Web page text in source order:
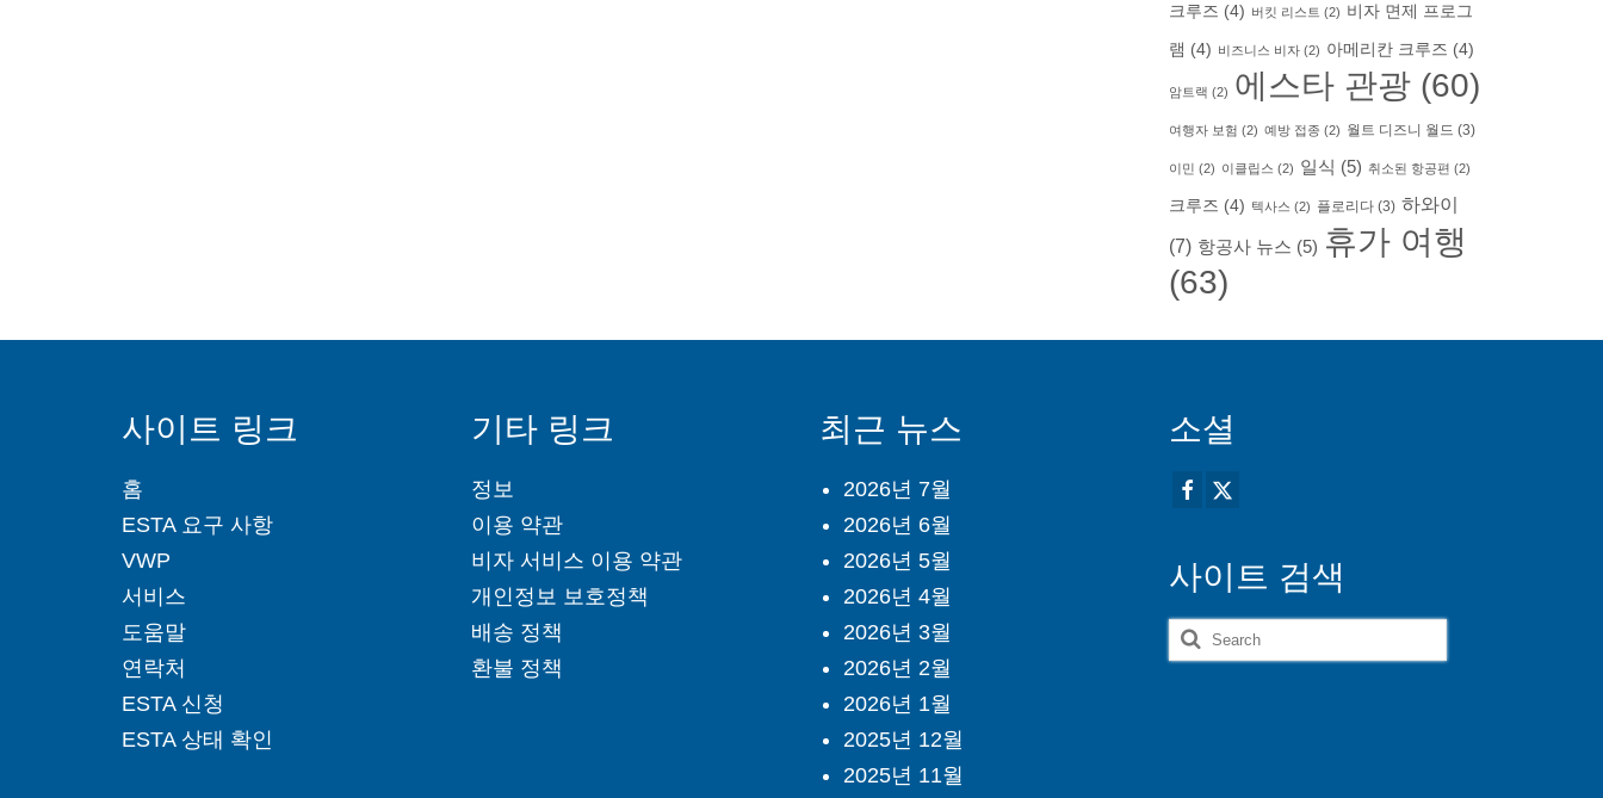
크루즈 (4) 버킷 리스트 (2) 비자 면제 프로그
램 (4) 비즈니스 비자(2) 아메리칸 크루즈 (4)
암트랙 (2) 에스타 관광(60)
여행자 보험 (2) 예방 접종 (2) 월트 디즈니 월드 (3)
이민 (2) 이클립스 (2) 일식 (5) 취소된 항공편 (2)
크루즈 (4) 텍사스 (2) 플로리다(3) 하와이
(7) 항공사 뉴스 (5) 휴가 여행
(63)
사이트 링크
홈
ESTA 요구 사항
VWP
서비스
도움말
연락처
ESTA 신청
ESTA 상태 확인
기타 링크
정보
이용 약관
비자 서비스 이용 약관
개인정보 보호정책
배송 정책
환불 정책
최근 뉴스
2026년 7월
2026년 6월
2026년 5월
2026년 4월
2026년 3월
2026년 2월
2026년 1월
2025년 12월
2025년 11월
소셜
사이트 검색
Search
for: